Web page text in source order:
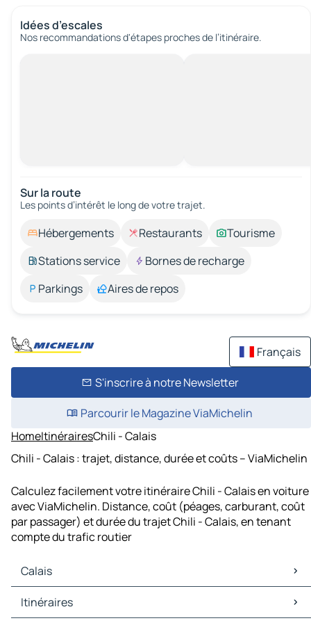
Idées d’escales
Nos recommandations d'étapes proches de l’itinéraire.
Sur la route
Les points d’intérêt le long de votre trajet.
Hébergements Restaurants
Tourisme
Stations service
Bornes de recharge
Parkings
Aires de repos
Français
S'inscrire à notre Newsletter
Parcourir le Magazine ViaMichelin
HomeItinérairesChili - Calais
Chili - Calais : trajet, distance, durée et coûts – ViaMichelin
Calculez facilement votre itinéraire Chili - Calais en voiture
avec ViaMichelin. Distance, coût (péages, carburant, coût
par passager) et durée du trajet Chili - Calais, en tenant
compte du trafic routier
Calais
Calais Cartes et plans
Calais Trafic
Itinéraires